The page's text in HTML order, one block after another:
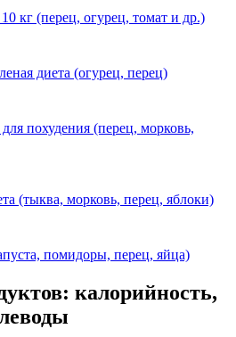
кг (перец, огурец, томат и др.)
диета (огурец, перец)
похудения (перец, морковь,
(тыква, морковь, перец, яблоки)
помидоры, перец, яйца)
калорийность,